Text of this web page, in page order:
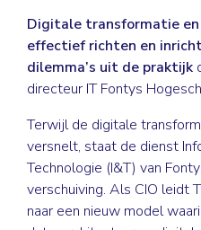
Digitale transformatie en
effectief richten en
dilemma’s uit de praktijk
directeur IT Fontys
Terwijl de digitale
versnelt, staat de dienst
Technologie (I&T) van
verschuiving. Als CIO leidt
naar een nieuw model